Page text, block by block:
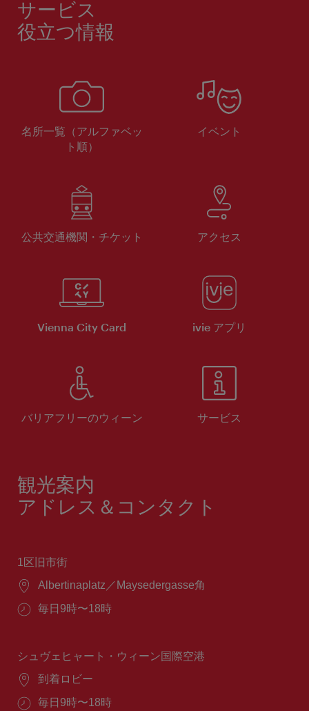
サービス
役立つ情報
名所一覧（アルファベッ
ト順）
イベント
公共交通機関・チケット アクセス
Vienna City Card ivie アプリ
バリアフリーのウィーン サービス
観光案内
アドレス＆コンタクト
1区旧市街
場
Albertinaplatz／Maysedergasse角
営
間：
毎日9時〜18時
シュヴェヒャート・ウィーン国際空港
場
到着ロビー
営
毎日9時〜18時